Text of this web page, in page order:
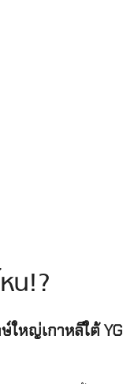
น!?
ใหญ่เกาหลีใต้ YG